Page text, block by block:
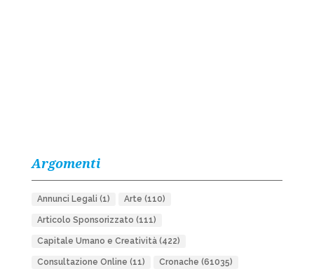
Argomenti
Annunci Legali (1) Arte (110)
Articolo Sponsorizzato (111)
Capitale Umano e Creatività(422)
Consultazione Online (11) Cronache (61035)